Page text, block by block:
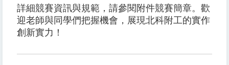
詳細競賽資訊與規範，請參閱附件競賽簡章。歡
迎老師與同學們把握機會，展現北科附工的實作
創新實力！